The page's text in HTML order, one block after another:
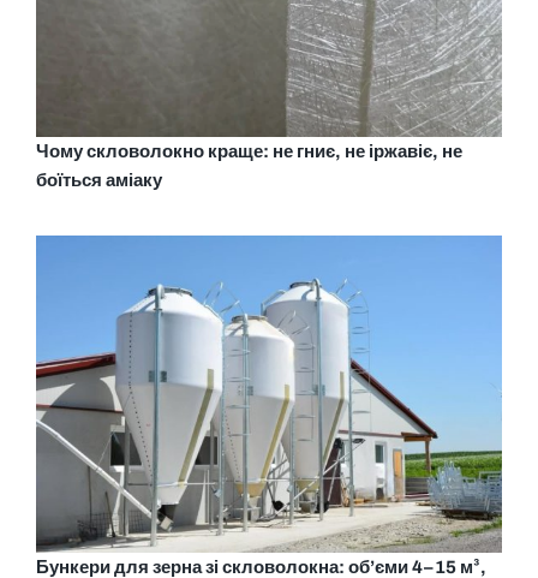
Чому скловолокно краще: не гниє, не іржавіє, не
боїться аміаку
Бункери для зерна зі скловолокна: об’єми 4–15 м³,